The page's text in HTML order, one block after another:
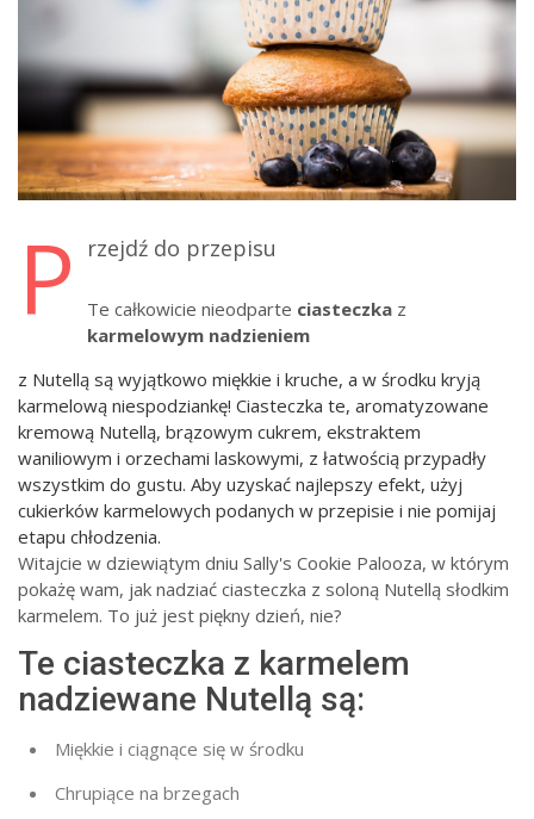
P rzejdź do przepisu
Te całkowicie nieodparte ciasteczka z
karmelowym nadzieniem
z Nutellą są wyjątkowo miękkie i kruche, a w środku kryją
karmelową niespodziankę! Ciasteczka te, aromatyzowane
kremową Nutellą, brązowym cukrem, ekstraktem
waniliowym i orzechami laskowymi, z łatwością przypadły
wszystkim do gustu. Aby uzyskać najlepszy efekt, użyj
cukierków karmelowych podanych w przepisie i nie pomijaj
etapu chłodzenia.
Witajcie w dziewiątym dniu Sally's Cookie Palooza, w którym
pokażę wam, jak nadziać ciasteczka z soloną Nutellą słodkim
karmelem. To już jest piękny dzień, nie?
Te ciasteczka z karmelem
nadziewane Nutellą są:
Miękkie i ciągnące się w środku
Chrupiące na brzegach